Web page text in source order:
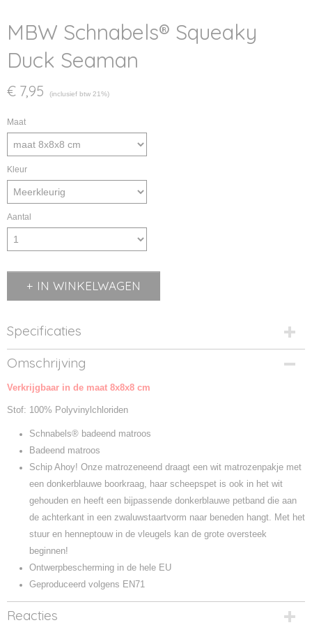
MBW Schnabels® Squeaky
Duck Seaman
€ 7,95 (inclusief btw 21%)
Maat
Kleur
Aantal
IN WINKELWAGEN
Specificaties
Productcode
M132064-137457
Productcode leverancier
Omschrijving
Verkrijgbaar in de maat 8x8x8 cm
Stof: 100% Polyvinylchloriden
Schnabels® badeend matroos
Badeend matroos
Schip Ahoy! Onze matrozeneend draagt ​​een wit matrozenpakje met
een donkerblauwe boorkraag, haar scheepspet is ook in het wit
gehouden en heeft een bijpassende donkerblauwe petband die aan
de achterkant in een zwaluwstaartvorm naar beneden hangt. Met het
stuur en henneptouw in de vleugels kan de grote oversteek
beginnen!
Ontwerpbescherming in de hele EU
Geproduceerd volgens EN71
Reacties